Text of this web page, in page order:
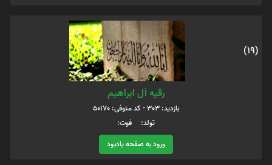
(19)
رقیه آل ابراهیم
بازدید: 303 - کد متوفی: 50170
تولد: فوت:
ورود به صفحه یادبود